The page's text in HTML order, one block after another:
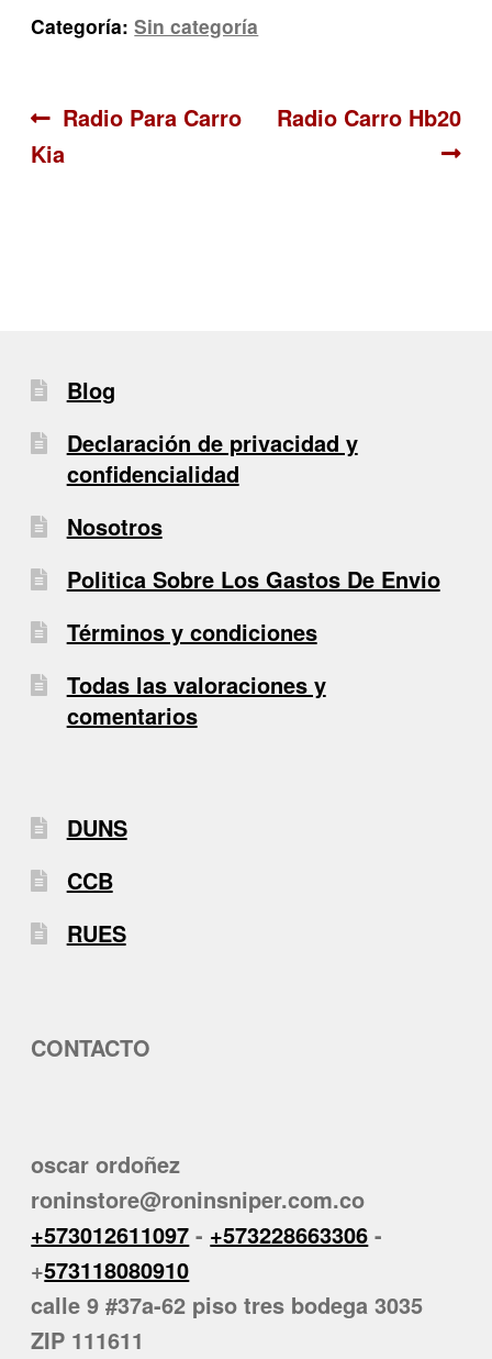
Categoría:Sin categoría
Navegación
de
Anterior:
Radio Para Carro
Kia
Siguiente:
Radio Carro Hb20
Blog
Declaración de privacidad y
confidencialidad
Nosotros
Politica Sobre Los Gastos De Envio
Términos y condiciones
Todas las valoraciones y
comentarios
DUNS
CCB
RUES
CONTACTO
oscar ordoñez
roninstore@roninsniper.com.co
+573012611097 - +573228663306 -
+573118080910
calle 9 #37a-62 piso tres bodega 3035
ZIP 111611